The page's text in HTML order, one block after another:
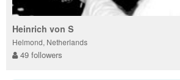
Heinrich von S
Helmond, Netherlands
49 followers